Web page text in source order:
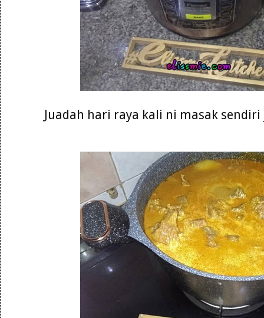
Juadah hari raya kali ni masak